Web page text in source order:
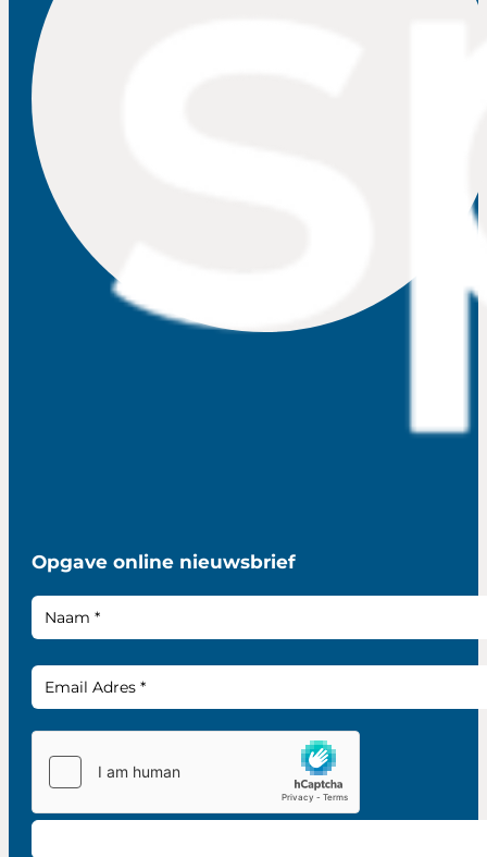
Opgave online nieuwsbrief